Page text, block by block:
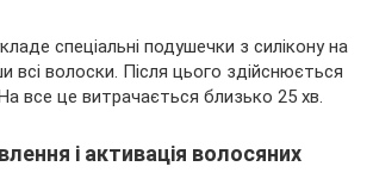
спеціальні подушечки з силікону на
всі волоски. Після цього здійснюється
все це витрачається близько 25 хв.
і активація волосяних